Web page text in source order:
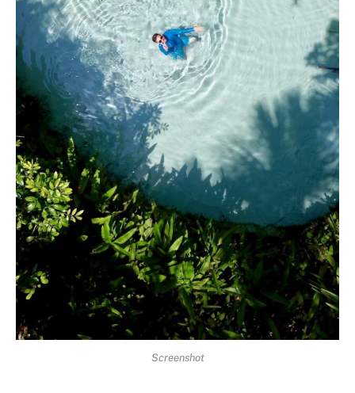
Screenshot